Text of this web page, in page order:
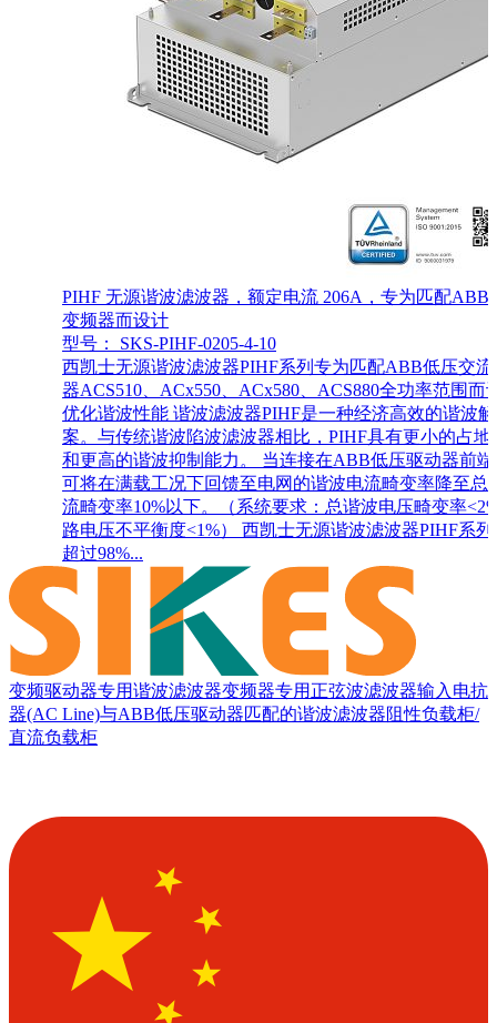
PIHF 无源谐波滤波器，额定电流 206A，专为匹配ABB
变频器而设计
型号： SKS-PIHF-0205-4-10
西凯士无源谐波滤波器PIHF系列专为匹配ABB低压交
器ACS510、ACx550、ACx580、ACS880全功率范围而
优化谐波性能 谐波滤波器PIHF是一种经济高效的谐波
案。与传统谐波陷波滤波器相比，PIHF具有更小的占地
和更高的谐波抑制能力。 当连接在ABB低压驱动器前
可将在满载工况下回馈至电网的谐波电流畸变率降至总
流畸变率10%以下。（系统要求：总谐波电压畸变率
路电压不平衡度<1%） 西凯士无源谐波滤波器PIHF系
超过98%...
变频驱动器专用谐波滤波器变频器专用正弦波滤波器输入电抗
器(AC Line)与ABB低压驱动器匹配的谐波滤波器阻性负载柜/
直流负载柜